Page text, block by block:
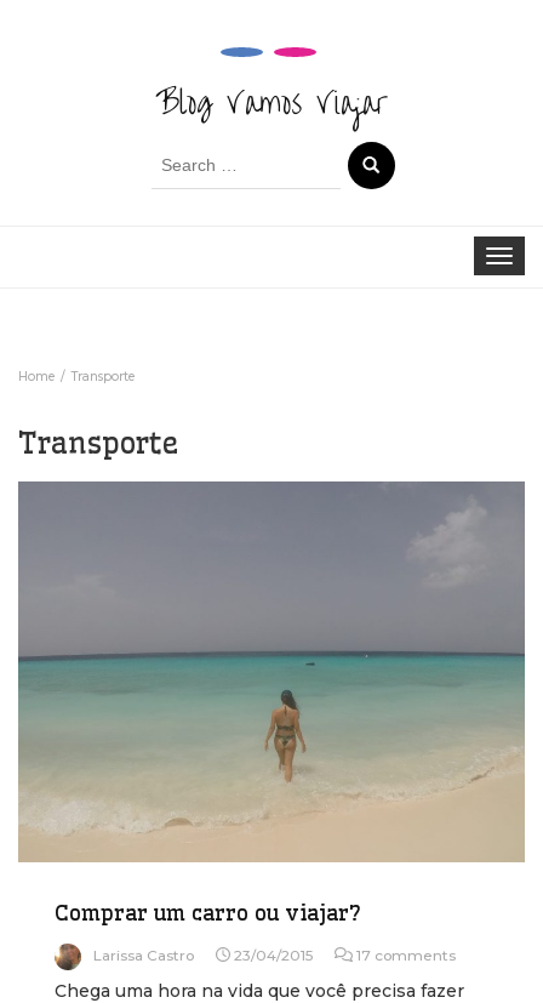
Blog Vamos Viajar
Search
for:
Toggle
Home Transporte
Transporte
Comprar um carro ou viajar?
Larissa Castro 23/04/2015 17 comments
Chega uma hora na vida que você precisa fazer